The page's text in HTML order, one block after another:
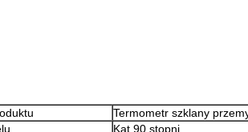
Termometr szklany
Kąt 90 stopni